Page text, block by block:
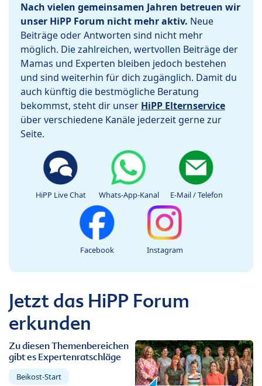
Nach vielen gemeinsamen Jahren betreuen wir
unser HiPP Forum nicht mehr aktiv. Neue
Beiträge oder Antworten sind nicht mehr
möglich. Die zahlreichen, wertvollen Beiträge der
Mamas und Experten bleiben jedoch bestehen
und sind weiterhin für dich zugänglich. Damit du
auch künftig die bestmögliche Beratung
bekommst, steht dir unser HiPP Elternservice
über verschiedene Kanäle jederzeit gerne zur
Seite.
HiPP Live Chat Whats-App-Kanal E-Mail / Telefon
Facebook Instagram
Jetzt das HiPP Forum
erkunden
Zu diesen Themenbereichen
gibt es Expertenratschläge
Beikost-Start